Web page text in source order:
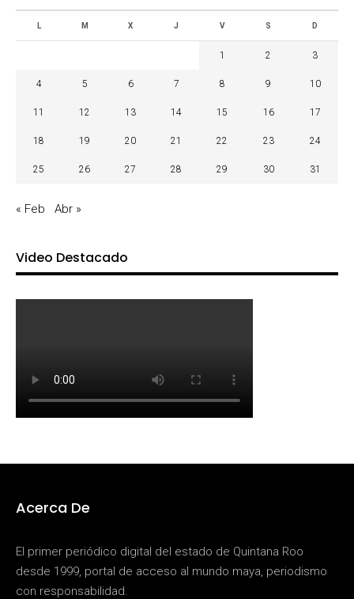
L M X J V S D
1 2 3
4 5 6 7 8 9 10
11 12 13 14 15 16 17
18 19 20 21 22 23 24
25 26 27 28 29 30 31
« Feb Abr »
Video Destacado
Acerca De
El primer periódico digital del estado de Quintana Roo
desde 1999, portal de acceso al mundo maya, periodismo
con responsabilidad.